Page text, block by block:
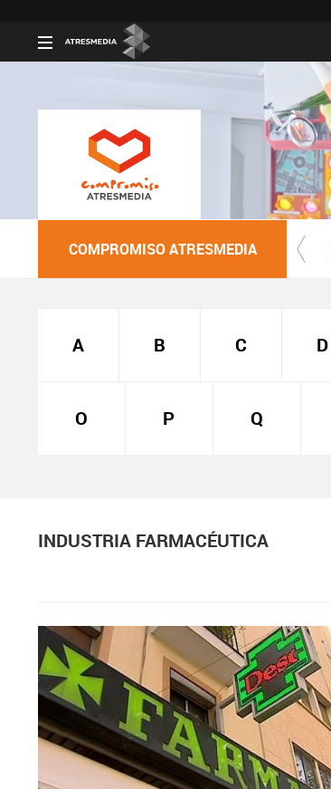
COMPROMISO ATRESMEDIA
A B C D
O P Q
INDUSTRIA FARMACÉUTICA